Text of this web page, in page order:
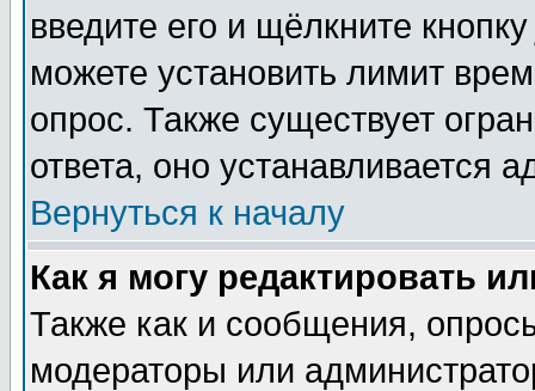
введите его и щёлкните
можете установить лимит
опрос. Также существует
ответа, оно устанавливается
Вернуться к началу
Как я могу редактировать
Также как и сообщения,
модераторы или